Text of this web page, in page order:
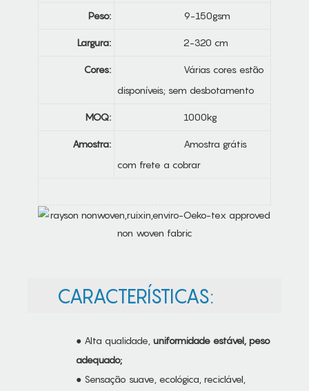
Peso: 9-150gsm
Largura: 2-320 cm
Cores:
Várias cores estão
disponíveis; sem desbotamento
MOQ: 1000kg
Amostra:
Amostra grátis
com frete a cobrar
CARACTERÍSTICAS:
● Alta qualidade, uniformidade estável, peso
adequado;
● Sensação suave, ecológica, reciclável,